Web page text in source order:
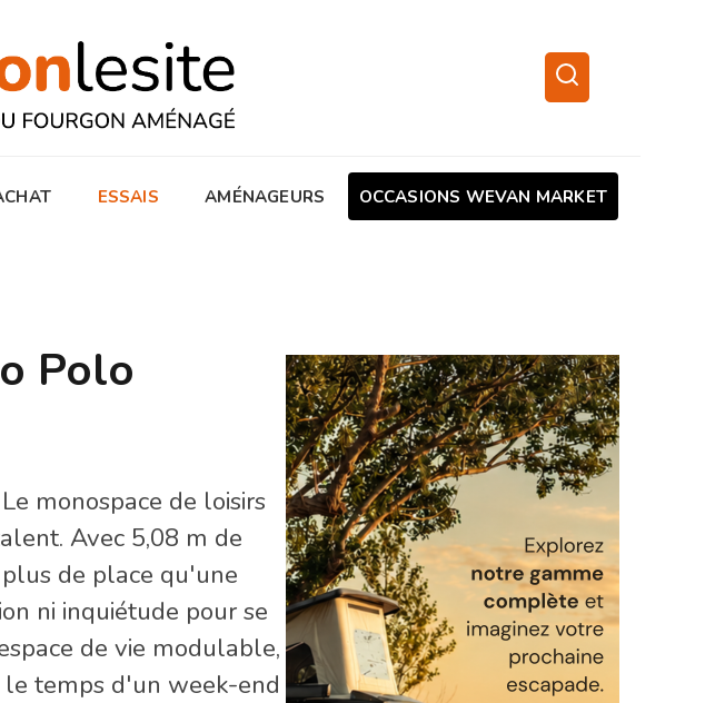
ESSAIS AMÉNAGEURS OCCASIONS WEVAN MARKET
Polo
monospace de loisirs
Avec 5,08 m de
de place qu'une
ni inquiétude pour se
de vie modulable,
temps d'un week-end